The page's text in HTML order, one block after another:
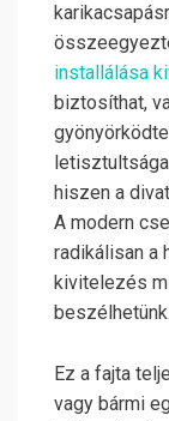
installálása
biztosíthat,
hiszen a
A modern
radikálisan a
kivitelezés
beszélhetünk.
Ez a fajta
vagy bármi